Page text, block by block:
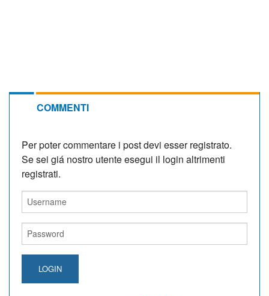
COMMENTI
Per poter commentare i post devi esser registrato.
Se sei giá nostro utente esegui il login altrimenti
registrati.
LOGIN